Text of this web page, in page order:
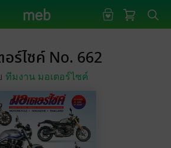
อร์ไซค์ No. 662
ทีมงาน มอเตอร์ไซค์